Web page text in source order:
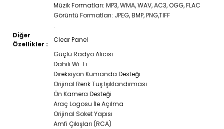
Müzik Formatları: MP3, WMA, WAV, AC3, OGG, FLAC
Görüntü Formatları: JPEG, BMP, PNG,TIFF
.
Diğer
Özellikler :
Clear Panel
Güçlü Radyo Alıcısı
Dahili Wi-Fi
Direksiyon Kumanda Desteği
Orijinal Renk Tuş Işıklandırması
Ön Kamera Desteği
Araç Logosu İle Açılma
Orijinal Soket Yapısı
Amfi Çıkışları (RCA)